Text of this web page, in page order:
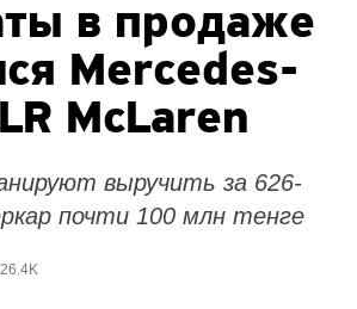
в продаже
Mercedes-
McLaren
выручить за 626-
почти 100 млн тенге
26.4K